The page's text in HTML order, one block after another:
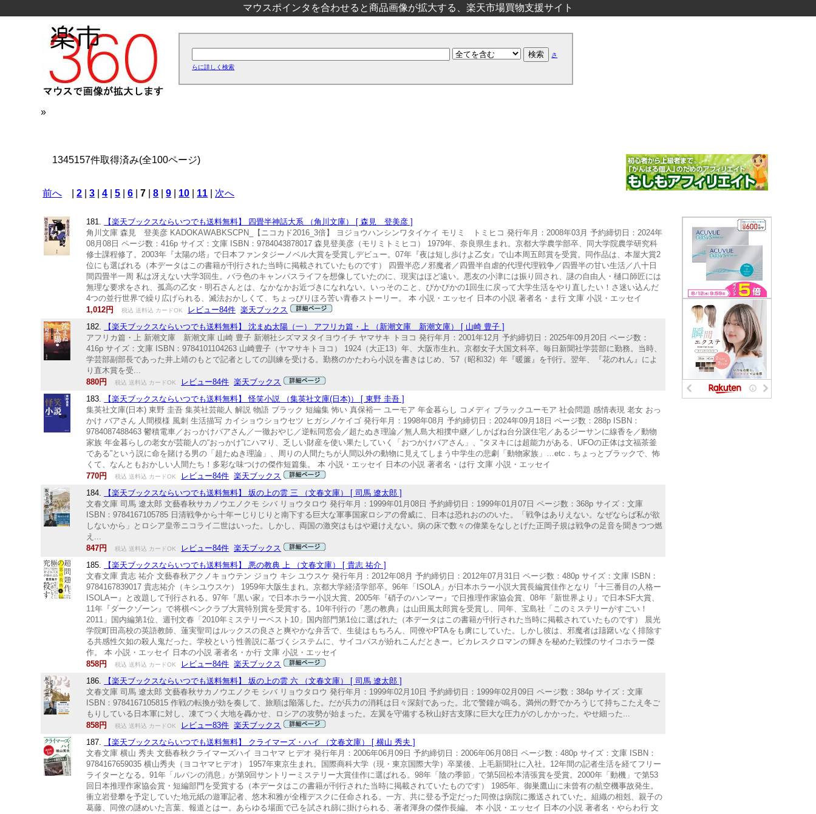
マウスポインタを合わせると商品画像が拡大する、楽天市場買物支援サイト
さ
らに詳しく検索
»
1345157件取得済み(全100ページ)
前へ |2 |3 |4 |5 |6 |7 |8 |9 10 11 次へ
181.
【楽天ブックスならいつでも送料無料】 四畳半神話大系 （角川文庫） [ 森見 登美彦 ]
角川文庫 森見 登美彦 KADOKAWABKSCPN_【ニコカド2016_3倍】 ヨジョウハンシンワタイケイ モリミ トミヒコ 発行年月：2008年03月 予約締切日：2024年
08月08日 ページ数：416p サイズ：文庫 ISBN：9784043878017 森見登美彦（モリミトミヒコ） 1979年、奈良県生まれ。京都大学農学部卒、同大学院農学研究科
修士課程修了。2003年『太陽の塔』で日本ファンタジーノベル大賞を受賞しデビュー。07年『夜は短し歩けよ乙女』で山本周五郎賞を受賞。同作品は、本屋大賞2
位にも選ばれる（本データはこの書籍が刊行された当時に掲載されていたものです） 四畳半恋ノ邪魔者／四畳半自虐的代理代理戦争／四畳半の甘い生活／八十日
間四畳半一周 私は冴えない大学3回生。バラ色のキャンパスライフを想像していたのに、現実はほど遠い。悪友の小津には振り回され、謎の自由人・樋口師匠には
無理な要求をされ、孤高の乙女・明石さんとは、なかなかお近づきになれない。いっそのこと、ぴかぴかの1回生に戻って大学生活をやり直したい！さ迷い込んだ
4つの並行世界で繰り広げられる、滅法おかしくて、ちょっぴりほろ苦い青春ストーリー。 本 小説・エッセイ 日本の小説 著者名・ま行 文庫 小説・エッセイ
1,012円
税込 送料込 カードOK レビュー84件 楽天ブックス
182.
【楽天ブックスならいつでも送料無料】 沈まぬ太陽（一） アフリカ篇・上 （新潮文庫 新潮文庫） [ 山崎 豊子 ]
アフリカ篇・上 新潮文庫 新潮文庫 山崎 豊子 新潮社シズマヌタイヨウイチ ヤマサキ トヨコ 発行年月：2001年12月 予約締切日：2025年09月20日 ページ数：
416p サイズ：文庫 ISBN：9784101104263 山崎豊子（ヤマサキトヨコ） 1924（大正13）年、大阪市生れ。京都女子大国文科卒。毎日新聞社学芸部に勤務。当時、
学芸部副部長であった井上靖のもとで記者としての訓練を受ける。勤務のかたわら小説を書きはじめ、’57（昭和32）年『暖簾』を刊行。翌年、『花のれん』によ
り直木賞を受...
880円
税込 送料込 カードOK レビュー84件 楽天ブックス
183.
【楽天ブックスならいつでも送料無料】 怪笑小説 （集英社文庫(日本)） [ 東野 圭吾 ]
集英社文庫(日本) 東野 圭吾 集英社芸能人 解説 物語 ブラック 短編集 怖い 真保裕一 ユーモア 年金暮らし コメディ ブラックユーモア 社会問題 感情表現 老女 おっ
かけ バアさん 人間模様 風刺 生活描写 カイショウショウセツ ヒガシノケイゴ 発行年月：1998年08月 予約締切日：2024年09月18日 ページ数：288p ISBN：
9784087488463 鬱積電車／おっかけバアさん／一徹おやじ／逆転同窓会／超たぬき理論／無人島大相撲中継／しかばね台分譲住宅／あるジーサンに線香を／動物
家族 年金暮らしの老女が芸能人の“おっかけ”にハマり、乏しい財産を使い果たしていく「おつかけバアさん」、“タヌキには超能力がある、UFOの正体は文福茶釜
である”という説に命を賭ける男の「超たぬき理論」、周りの人間たちが人間以外の動物に見えてしまう中学生の悲劇「動物家族」…etc．ちょっとブラックで、怖
くて、なんともおかしい人間たち！多彩な味つけの傑作短篇集。 本 小説・エッセイ 日本の小説 著者名・は行 文庫 小説・エッセイ
770円
税込 送料込 カードOK レビュー84件 楽天ブックス
184.
【楽天ブックスならいつでも送料無料】 坂の上の雲 三 （文春文庫） [ 司馬 遼太郎 ]
文春文庫 司馬 遼太郎 文藝春秋サカノウエノクモ シバ リョウタロウ 発行年月：1999年01月08日 予約締切日：1999年01月07日 ページ数：368p サイズ：文庫
ISBN：9784167105785 日清戦争から十年ーじりじりと南下する巨大な軍事国家ロシアの脅威に、日本は恐れおののいた。「戦争はありえない。なぜならば私が欲
しないから」とロシア皇帝ニコライ二世はいった。しかし、両国の激突はもはや避けえない。病の床で数々の偉業をなしとげた正岡子規は戦争の足音を聞きつつ燃
え...
847円
税込 送料込 カードOK レビュー84件 楽天ブックス
185.
【楽天ブックスならいつでも送料無料】 悪の教典 上 （文春文庫） [ 貴志 祐介 ]
文春文庫 貴志 祐介 文藝春秋アクノキョウテン ジョウ キシ ユウスケ 発行年月：2012年08月 予約締切日：2012年07月31日 ページ数：480p サイズ：文庫 ISBN：
9784167839017 貴志祐介（キシユウスケ） 1959年大阪生まれ。京都大学経済学部卒。96年「ISOLA」が日本ホラー小説大賞長編賞佳作となり『十三番目の人格ー
ISOLAー』と改題して刊行される。97年『黒い家』で日本ホラー小説大賞、2005年『硝子のハンマー』で日推理作家協会賞、08年『新世界より』で日本SF大賞、
11年『ダークゾーン』で将棋ペンクラブ大賞特別賞を受賞する。10年刊行の『悪の教典』は山田風太郎賞を受賞し、同年、宝島社「このミステリーがすごい！
2011」国内編第1位、週刊文春「2010年ミステリーベスト10」国内部門第1位に選ばれた（本データはこの書籍が刊行された当時に掲載されていたものです） 晨光
学院町田高校の英語教師、蓮実聖司はルックスの良さと爽やかな弁舌で、生徒はもちろん、同僚やPTAをも虜にしていた。しかし彼は、邪魔者は躊躇いなく排除す
る共感性欠如の殺人鬼だった。学校という性善説に基づくシステムに、サイコパスが紛れこんだときー。ピカレスクロマンの輝きを秘めた戦慄のサイコホラー傑
作。 本 小説・エッセイ 日本の小説 著者名・か行 文庫 小説・エッセイ
858円
税込 送料込 カードOK レビュー84件 楽天ブックス
186.
【楽天ブックスならいつでも送料無料】 坂の上の雲 六 （文春文庫） [ 司馬 遼太郎 ]
文春文庫 司馬 遼太郎 文藝春秋サカノウエノクモ シバ リョウタロウ 発行年月：1999年02月10日 予約締切日：1999年02月09日 ページ数：384p サイズ：文庫
ISBN：9784167105815 作戦の転換が効を奏して、旅順は陥落した。だが兵力の消耗は日々深刻であった。北で警鐘が鳴る。満州の野でかろうじて持ちこたえ冬ご
もりしている日本軍に対し、凍てつく大地を轟かせ、ロシアの攻勢が始まった。左翼を守備する秋山好古支隊に巨大な圧力がのしかかった。やせ細った...
858円
税込 送料込 カードOK レビュー83件 楽天ブックス
187.
【楽天ブックスならいつでも送料無料】 クライマーズ・ハイ （文春文庫） [ 横山 秀夫 ]
文春文庫 横山 秀夫 文藝春秋クライマーズハイ ヨコヤマ ヒデオ 発行年月：2006年06月09日 予約締切日：2006年06月08日 ページ数：480p サイズ：文庫 ISBN：
9784167659035 横山秀夫（ヨコヤマヒデオ） 1957年東京生まれ。国際商科大学（現・東京国際大学）卒業後、上毛新聞社に入社。12年間の記者生活を経てフリー
ライターとなる。91年「ルパンの消息」が第9回サントリーミステリー大賞佳作に選ばれる。98年「陰の季節」で第5回松本清張賞を受賞。2000年「動機」で第53
回日本推理作家協会賞・短編部門を受賞する（本データはこの書籍が刊行された当時に掲載されていたものです） 1985年、御巣鷹山に未曾有の航空機事故発生。
衝立岩登攀を予定していた地元紙の遊軍記者、悠木和雅が全権デスクに任命される。一方、共に登る予定だった同僚は病院に搬送されていた。組織の相剋、親子の
葛藤、同僚の謎めいた言葉、報道とはー。あらゆる場面で己を試され篩に掛けられる、著者渾身の傑作長編。 本 小説・エッセイ 日本の小説 著者名・やらわ行 文